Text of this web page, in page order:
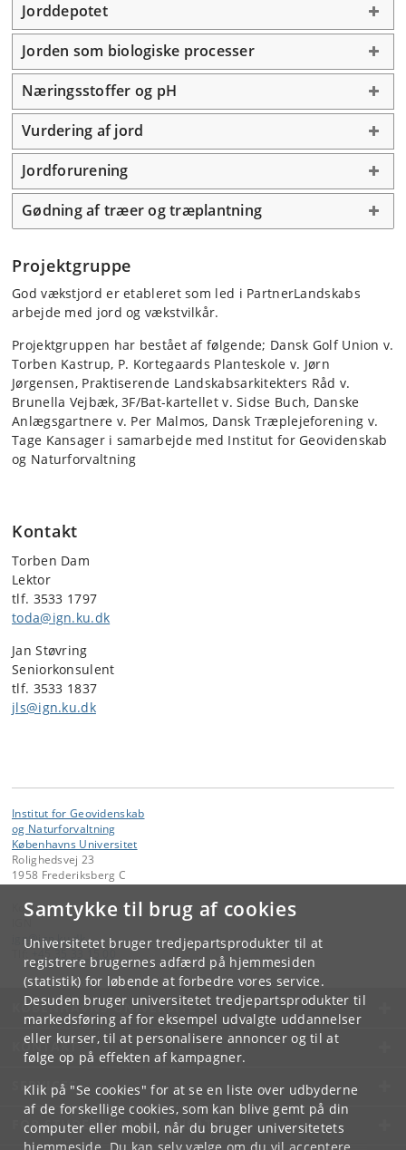
Samtykke til brug af cookies
Universitetet bruger tredjepartsprodukter til at
registrere brugernes adfærd på hjemmesiden
(statistik) for løbende at forbedre vores service.
Desuden bruger universitetet tredjepartsprodukter til
markedsføring af for eksempel udvalgte uddannelser
eller kurser, til at personalisere annoncer og til at
følge op på effekten af kampagner.
Klik på "Se cookies" for at se en liste over udbyderne
af de forskellige cookies, som kan blive gemt på din
computer eller mobil, når du bruger universitetets
Jorddepotet
Jorden som biologiske processer
Næringsstoffer og pH
Vurdering af jord
Jordforurening
Gødning af træer og træplantning
Projektgruppe
God vækstjord er etableret som led i PartnerLandskabs
arbejde med jord og vækstvilkår.
Projektgruppen har bestået af følgende; Dansk Golf Union v.
Torben Kastrup, P. Kortegaards Planteskole v. Jørn
Jørgensen, Praktiserende Landskabsarkitekters Råd v.
Brunella Vejbæk, 3F/Bat-kartellet v. Sidse Buch, Danske
Anlægsgartnere v. Per Malmos, Dansk Træplejeforening v.
Tage Kansager i samarbejde med Institut for Geovidenskab
og Naturforvaltning
Kontakt
Torben Dam
Lektor
tlf. 3533 1797
toda@ign.ku.dk
Jan Støvring
Seniorkonsulent
tlf. 3533 1837
jls@ign.ku.dk
Institut for Geovidenskab
og Naturforvaltning
Københavns Universitet
Rolighedsvej 23
1958 Frederiksberg C
Kontakt:
ign @ign. ku.dk
KØBENHAVNS UNIVERSITET
KONTAKT
SERVICES
FOR STUDERENDE OG ANSATTE